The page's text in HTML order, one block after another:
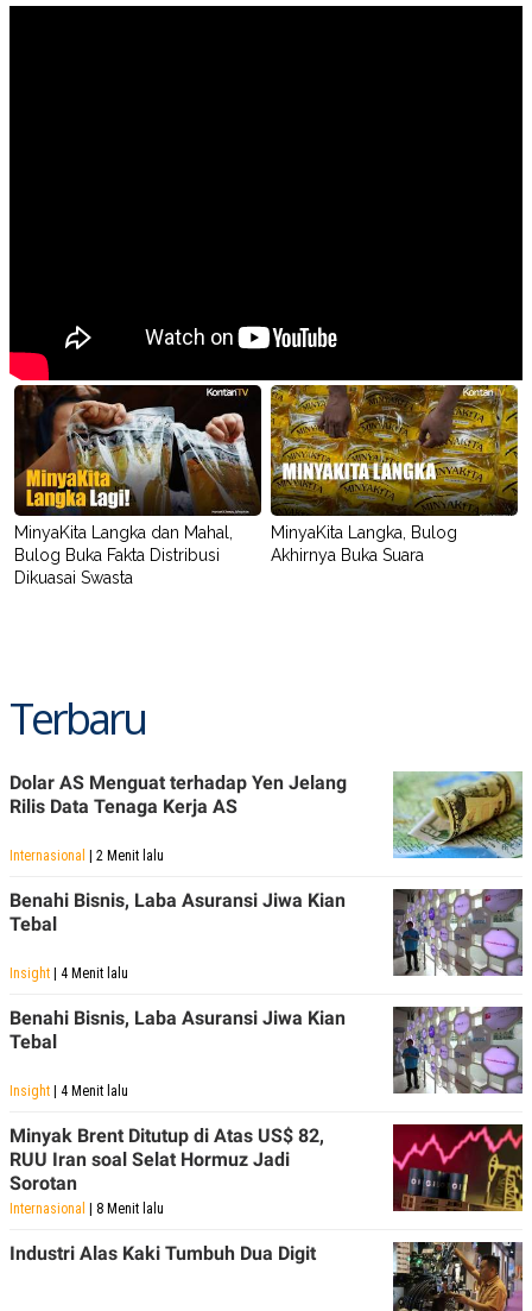
MinyaKita Langka dan Mahal,
Bulog Buka Fakta Distribusi
Dikuasai Swasta
MinyaKita Langka, Bulog
Akhirnya Buka Suara
Terbaru
Dolar AS Menguat terhadap Yen Jelang
Rilis Data Tenaga Kerja AS
Internasional | 2 Menit lalu
Benahi Bisnis, Laba Asuransi Jiwa Kian
Tebal
Insight | 4 Menit lalu
Benahi Bisnis, Laba Asuransi Jiwa Kian
Tebal
Insight | 4 Menit lalu
Minyak Brent Ditutup di Atas US$ 82,
RUU Iran soal Selat Hormuz Jadi
Sorotan
Internasional | 8 Menit lalu
Industri Alas Kaki Tumbuh Dua Digit